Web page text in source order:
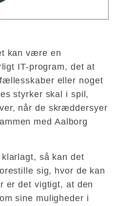
kan være en
IT-program, det at
eller noget
styrker skal i spil,
når de skræddersyer
med Aalborg
så kan det
sig, hvor de kan
er det vigtigt, at den
sine muligheder i